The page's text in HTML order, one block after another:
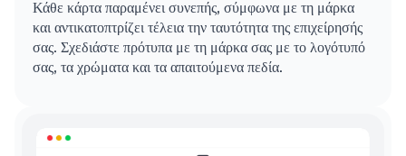
Κάθε κάρτα παραμένει συνεπής, σύμφωνα με τη μάρκα
και αντικατοπτρίζει τέλεια την ταυτότητα της επιχείρησής
σας. Σχεδιάστε πρότυπα με τη μάρκα σας με το λογότυπό
σας, τα χρώματα και τα απαιτούμενα πεδία.